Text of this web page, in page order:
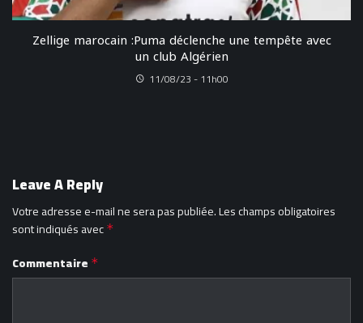
Zellige marocain :Puma déclenche une tempête avec
un club Algérien
11/08/23 - 11h00
Leave A Reply
Votre adresse e-mail ne sera pas publiée.Les champs obligatoires
sont indiqués avec *
Commentaire *